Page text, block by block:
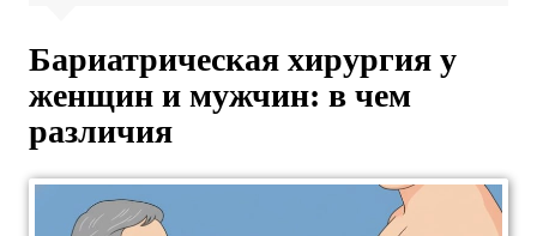
Бариатрическая хирургия у
женщин и мужчин: в чем
различия